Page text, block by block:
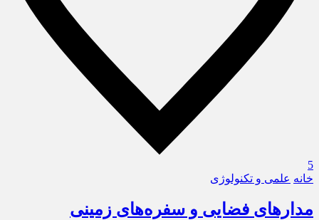
5
خانه علمی و تکنولوژی
مدارهای فضایی و سفره‌های زمینی